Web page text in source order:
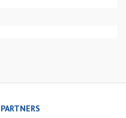
PARTNERS